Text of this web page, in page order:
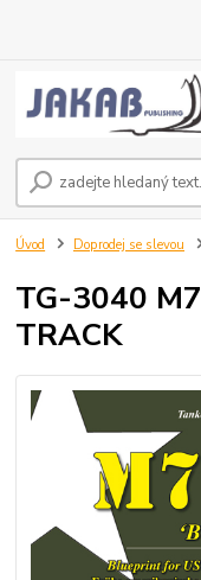
Úvod Doprodej se slevou
TG-3040
TRACK